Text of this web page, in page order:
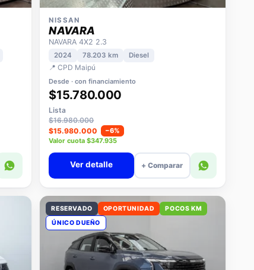
NISSAN
NAVARA
NAVARA 4X2 2.3
2024 78.203 km Diesel
📍 CPD Maipú
Desde · con financiamiento
$15.780.000
Lista
$16.980.000
$15.980.000
−6%
Valor cuota $347.935
Ver detalle + Comparar
RESERVADO OPORTUNIDAD
POCOS KM
ÚNICO DUEÑO